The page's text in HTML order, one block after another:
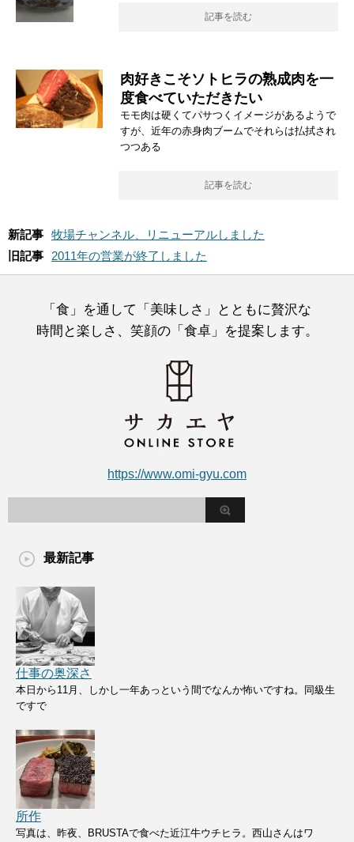
記事を読む
肉好きこそソトヒラの熟成肉を一
度食べていただきたい
モモ肉は硬くてパサつくイメージがあるようで
すが、近年の赤身肉ブームでそれらは払拭され
つつある
記事を読む
新記事 牧場チャンネル、リニューアルしました
旧記事 2011年の営業が終了しました
「食」を通して「美味しさ」とともに贅沢な
時間と楽しさ、笑顔の「食卓」を提案します。
https://www.omi-gyu.com
最新記事
仕事の奥深さ
本日から11月、しかし一年あっという間でなんか怖いですね。同級生
ですで
所作
写真は、昨夜、BRUSTAで食べた近江牛ウチヒラ。西山さんはワ